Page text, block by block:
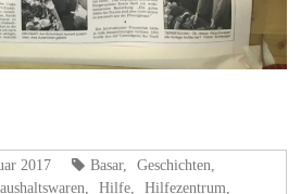
2017 Basar, Geschichten
Hilfe Hilfezentrum